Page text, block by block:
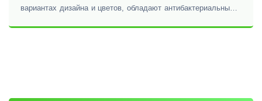
вариантах дизайна и цветов, обладают антибактериальными,